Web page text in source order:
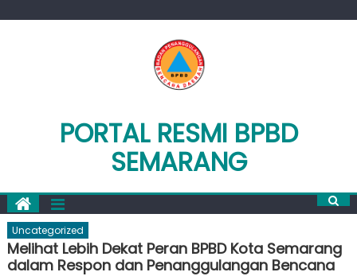
PORTAL RESMI BPBD
SEMARANG
Uncategorized
Melihat Lebih Dekat Peran BPBD Kota Semarang
dalam Respon dan Penanggulangan Bencana